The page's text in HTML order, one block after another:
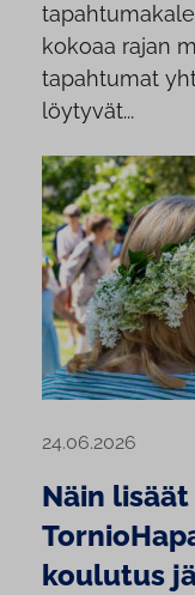
kokoaa rajan
tapahtumat
löytyvät...
24.06.2026
Näin
koulutus